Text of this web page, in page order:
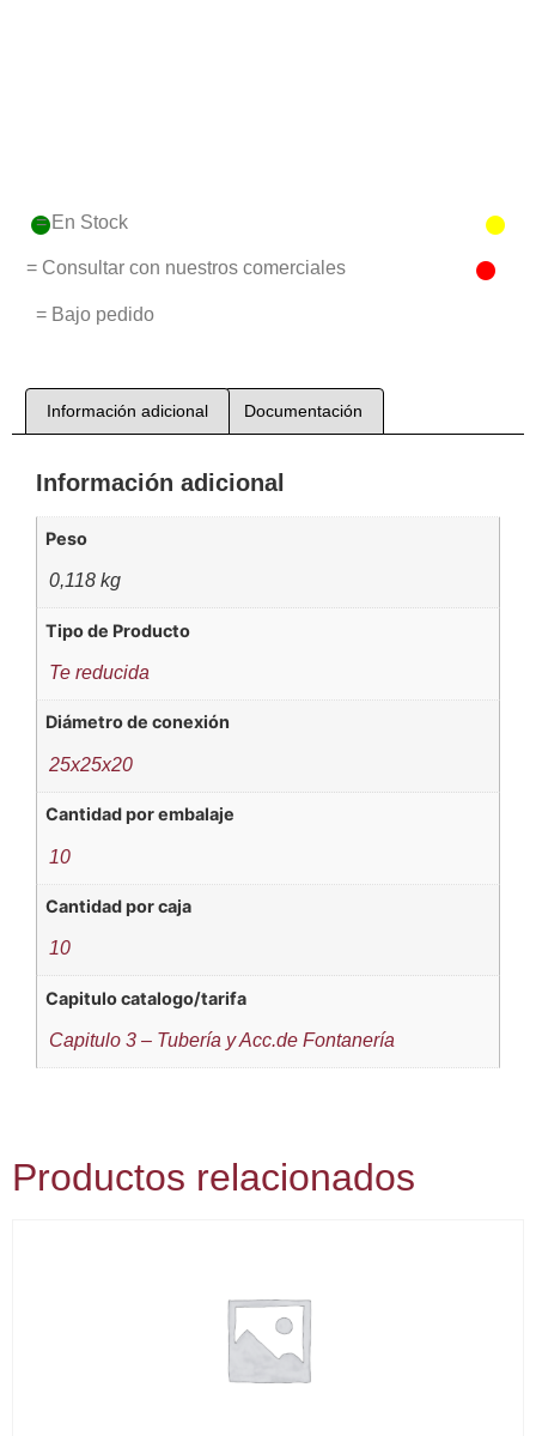
= En Stock
= Consultar con nuestros comerciales
= Bajo pedido
Información adicional Documentación
Información adicional
Peso
0,118 kg
Tipo de Producto
Te reducida
Diámetro de conexión
25x25x20
Cantidad por embalaje
10
Cantidad por caja
10
Capitulo catalogo/tarifa
Capitulo 3 – Tubería y Acc.de Fontanería
Productos relacionados